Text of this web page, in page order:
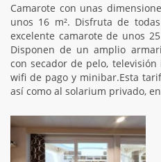
Camarote con unas
unos 16 m². Disfruta de
excelente camarote de unos
Disponen de un amplio
con secador de pelo,
wifi de pago y minibar.Esta
así como al solarium privado,